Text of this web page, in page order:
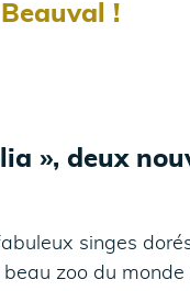
!
», deux
singes
zoo du monde